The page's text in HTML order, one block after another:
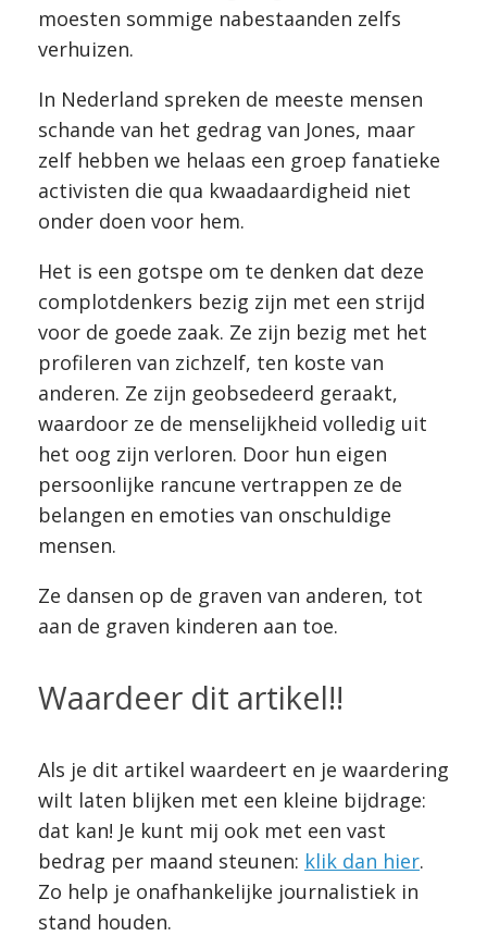
moesten sommige nabestaanden zelfs
verhuizen.
In Nederland spreken de meeste mensen
schande van het gedrag van Jones, maar
zelf hebben we helaas een groep fanatieke
activisten die qua kwaadaardigheid niet
onder doen voor hem.
Het is een gotspe om te denken dat deze
complotdenkers bezig zijn met een strijd
voor de goede zaak. Ze zijn bezig met het
profileren van zichzelf, ten koste van
anderen. Ze zijn geobsedeerd geraakt,
waardoor ze de menselijkheid volledig uit
het oog zijn verloren. Door hun eigen
persoonlijke rancune vertrappen ze de
belangen en emoties van onschuldige
mensen.
Ze dansen op de graven van anderen, tot
aan de graven kinderen aan toe.
Waardeer dit artikel!!
Als je dit artikel waardeert en je waardering
wilt laten blijken met een kleine bijdrage:
dat kan! Je kunt mij ook met een vast
bedrag per maand steunen: klik dan hier.
Zo help je onafhankelijke journalistiek in
stand houden.